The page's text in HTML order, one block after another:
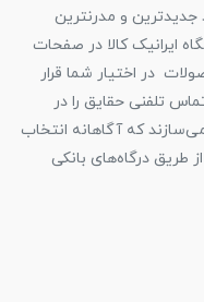
و مدرنترین
ایرانیک کالا در صفحات
در اختیار شما قرار
تلفنی حقایق را در
که آگاهانه انتخاب
طریق درگاه‌های بانکی